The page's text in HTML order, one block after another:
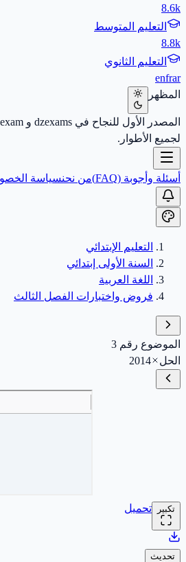
8.6k
التعليم المتوسط
8.8k
التعليم الثانوي
enfrar
المظهر
لجميع الأطوار.
أسئلة وأجوبة (FAQ) من نحنسياسة
التعليم الإبتدائي
السنة الأولى إبتدائي
اللغة العربية
فروض واختبارات الفصل الثالث
الموضوع رقم 3
الحل
2014
تكبير تحميل
تحديث